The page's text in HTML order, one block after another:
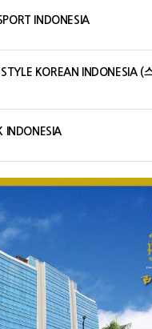
INDONESIA
KOREAN INDONESIA (
INDONESIA